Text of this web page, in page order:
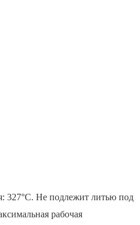
327°C. Не подлежит литью под
рабочая